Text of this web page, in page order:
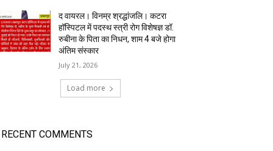
द वायरल। विनम्र श्रद्धांजलि। कटरा
हॉस्पिटल में पदस्थ स्त्री रोग विशेषज्ञ डॉ.
रुबीना के पिता का निधन, शाम 4 बजे होगा
अंतिम संस्कार
July 21, 2026
Load more
RECENT COMMENTS